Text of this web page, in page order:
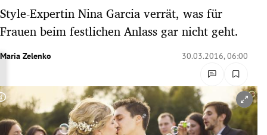
Untermenü
Untermenü
Style-Expertin Nina Garcia verrät, was für
Frauen beim festlichen Anlass gar nicht geht.
Maria Zelenko 30.03.2016, 06:00
Copyright-Hinweis öffnen/schließen